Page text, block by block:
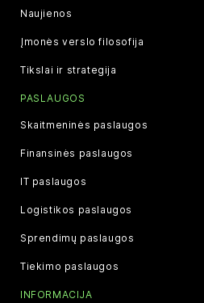
Naujienos
Įmonės verslo filosofija
Tikslai ir strategija
PASLAUGOS
Skaitmeninės paslaugos
Finansinės paslaugos
IT paslaugos
Logistikos paslaugos
Sprendimų paslaugos
Tiekimo paslaugos
INFORMACIJA